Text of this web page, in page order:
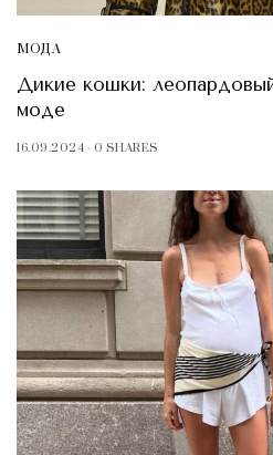
МОДА
Дикие кошки:
моде
16.09.2024 0 SHARES